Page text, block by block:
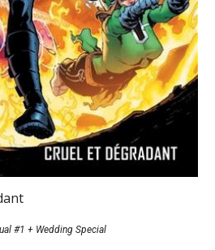
#1 + Wedding Special